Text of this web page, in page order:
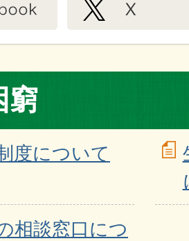
窮
度について
相談窓口につ